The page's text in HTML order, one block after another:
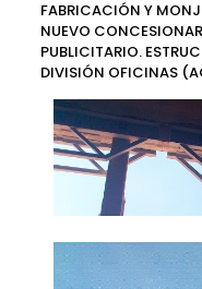
FABRICACIÓN Y
NUEVO
PUBLICITARIO.
DIVISIÓN OFICINAS